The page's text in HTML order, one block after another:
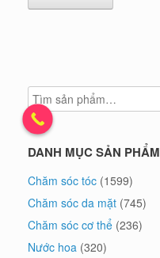
DANH MỤC SẢN PHẨM
Chăm sóc tóc (1599)
Chăm sóc da mặt (745)
Chăm sóc cơ thể (236)
Nước hoa (320)